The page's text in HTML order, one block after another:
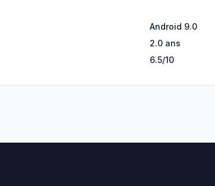
Android 9.0
2.0 ans
6.5/10